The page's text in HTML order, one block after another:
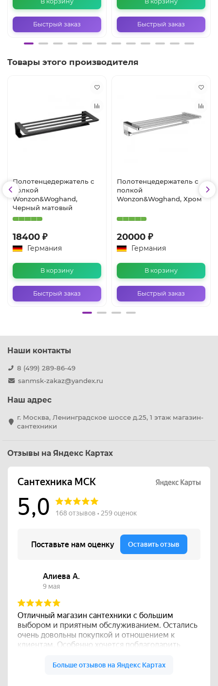
Быстрый заказ Быстрый заказ
Товары этого производителя
Полотенцедержатель с
полкой
Wonzon&Woghand,
Черный матовый
18400 ₽
Германия
В корзину
Быстрый заказ
Полотенцедержатель с
полкой
Wonzon&Woghand, Хром
20000 ₽
Германия
В корзину
Быстрый заказ
Наши контакты
8 (499) 289-86-49
sanmsk-zakaz@yandex.ru
Наш адрес
г. Москва, Ленинградское шоссе д.25, 1 этаж магазин-
сантехники
Отзывы на Яндекс Картах